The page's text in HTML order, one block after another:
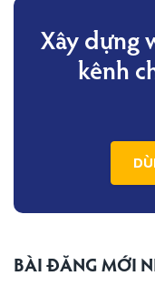
Xây dựng
kênh
BÀI ĐĂNG MỚI